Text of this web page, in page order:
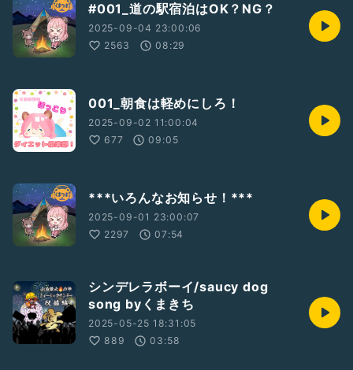
#001_道の駅宿泊はOK？NG？
2025-09-04 23:00:06
2563
08:29
001_朝食は軽めにしろ！
2025-09-02 11:00:04
677
09:05
***いろんなお知らせ！***
2025-09-01 23:00:07
2297
07:54
シンデレラボーイ/saucy dog
song byくまきち
2025-05-25 18:31:05
889
03:58